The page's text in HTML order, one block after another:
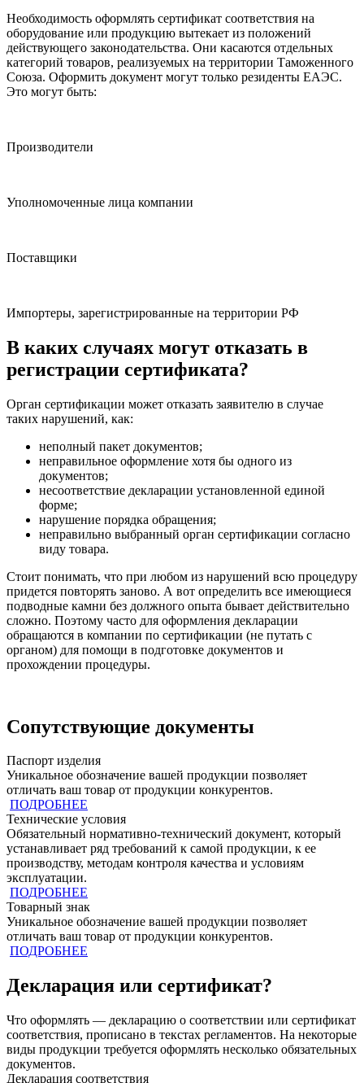
Необходимость оформлять сертификат соответствия на
оборудование или продукцию вытекает из положений
действующего законодательства. Они касаются отдельных
категорий товаров, реализуемых на территории Таможенного
Союза. Оформить документ могут только резиденты ЕАЭС.
Это могут быть:
Производители
Уполномоченные лица компании
Поставщики
Импортеры, зарегистрированные на территории РФ
В каких случаях могут отказать в
регистрации сертификата?
Орган сертификации может отказать заявителю в случае
таких нарушений, как:
неполный пакет документов;
неправильное оформление хотя бы одного из
документов;
несоответствие декларации установленной единой
форме;
нарушение порядка обращения;
неправильно выбранный орган сертификации согласно
виду товара.
Стоит понимать, что при любом из нарушений всю процедуру
придется повторять заново. А вот определить все имеющиеся
подводные камни без должного опыта бывает действительно
сложно. Поэтому часто для оформления декларации
обращаются в компании по сертификации (не путать с
органом) для помощи в подготовке документов и
прохождении процедуры.
Сопутствующие документы
Паспорт изделия
Уникальное обозначение вашей продукции позволяет
отличать ваш товар от продукции конкурентов.
ПОДРОБНЕЕ
Технические условия
Обязательный нормативно-технический документ, который
устанавливает ряд требований к самой продукции, к ее
производству, методам контроля качества и условиям
эксплуатации.
ПОДРОБНЕЕ
Товарный знак
Уникальное обозначение вашей продукции позволяет
отличать ваш товар от продукции конкурентов.
ПОДРОБНЕЕ
Декларация или сертификат?
Что оформлять — декларацию о соответствии или сертификат
соответствия, прописано в текстах регламентов. На некоторые
виды продукции требуется оформлять несколько обязательных
документов.
Декларация соответствия